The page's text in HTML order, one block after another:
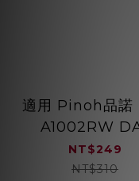
適用 Pinoh品諾
A1002RW
A1004RW 前置
洗寵物濾網 灰塵
NT$249
NT$310